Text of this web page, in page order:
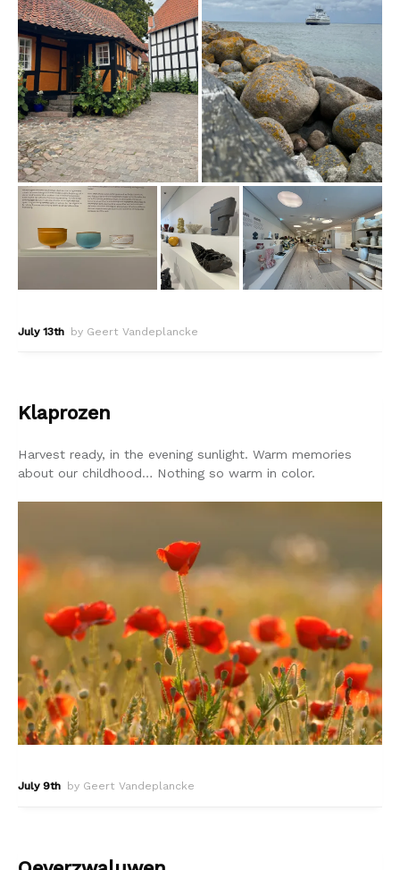
July 13th by Geert Vandeplancke
Klaprozen
Harvest ready, in the evening sunlight. Warm memories
about our childhood… Nothing so warm in color.
July 9th by Geert Vandeplancke